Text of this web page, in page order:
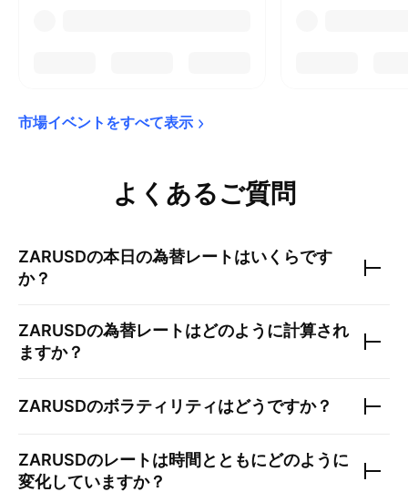
市場イベントをすべて表示
よくあるご質問
ZARUSDの本日の為替レートはいくらです
か？
ZARUSDの為替レートはどのように計算され
ますか？
ZARUSDのボラティリティはどうですか？
ZARUSDのレートは時間とともにどのように
変化していますか？